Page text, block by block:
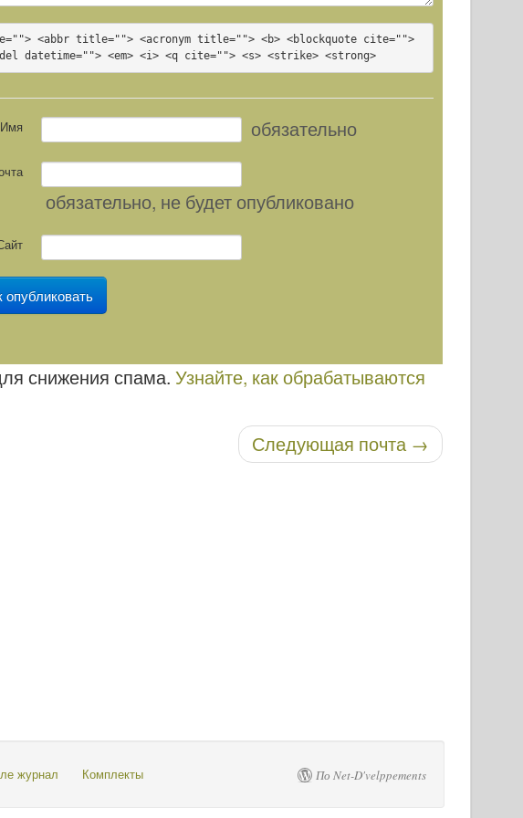
<abbr title=""> <acronym title=""> <b> <blockquote cite="">
datetime=""> <em> <i> <q cite=""> <s> <strike> <strong>
Имя обязательно
обязательно, не будет опубликовано
снижения спама. Узнайте, как обрабатываются
Следующая почта →
ле журнал Комплекты По Net-D'velppements